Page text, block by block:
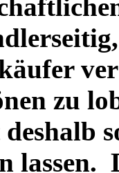
zu
lassen.